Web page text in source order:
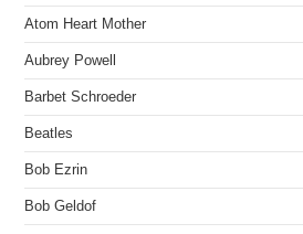
Atom Heart Mother
Aubrey Powell
Barbet Schroeder
Beatles
Bob Ezrin
Bob Geldof